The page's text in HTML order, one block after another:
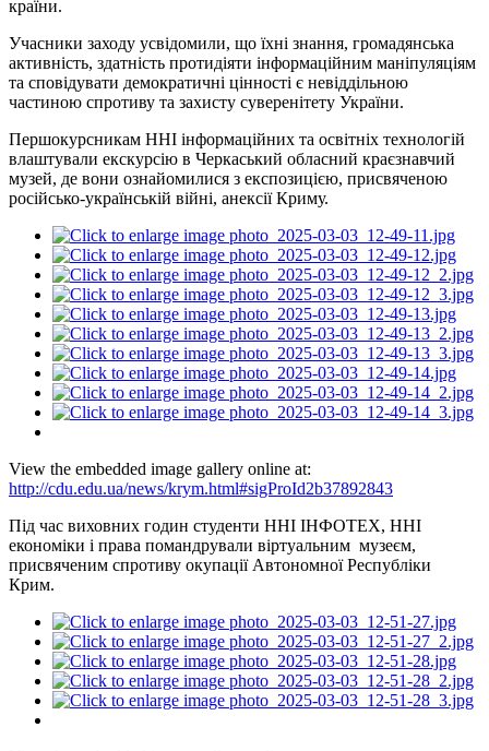
країни.
Учасники заходу усвідомили, що їхні знання, громадянська
активність, здатність протидіяти інформаційним маніпуляціям
та сповідувати демократичні цінності є невіддільною
частиною спротиву та захисту суверенітету України.
Першокурсникам ННІ інформаційних та освітніх технологій
влаштували екскурсію в Черкаський обласний краєзнавчий
музей, де вони ознайомилися з експозицією, присвяченою
російсько-українській війні, анексії Криму.
View the embedded image gallery online at:
http://cdu.edu.ua/news/krym.html#sigProId2b37892843
Під час виховних годин студенти ННІ ІНФОТЕХ, ННІ
економіки і права помандрували віртуальним музеєм,
присвяченим спротиву окупації Автономної Республіки
Крим.